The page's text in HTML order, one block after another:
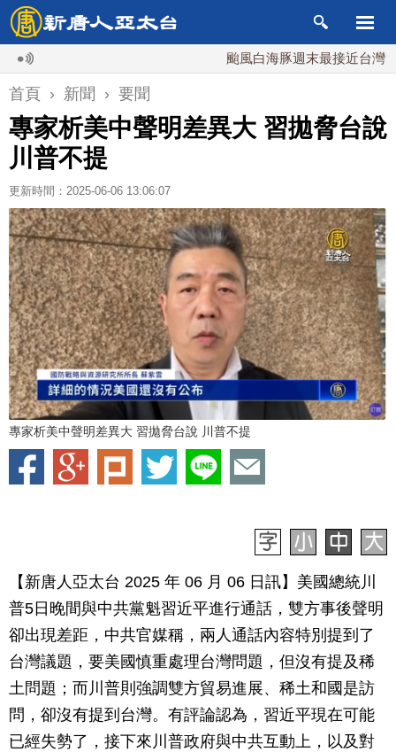
颱風白海豚週末最接近台灣 最快9
首頁 › 新聞 › 要聞
專家析美中聲明差異大 習拋脅台說
川普不提
更新時間：2025-06-06 13:06:07
專家析美中聲明差異大 習拋脅台說 川普不提
【新唐人亞太台 2025 年 06 月 06 日訊】美國總統川
普5日晚間與中共黨魁習近平進行通話，雙方事後聲明
卻出現差距，中共官媒稱，兩人通話內容特別提到了
台灣議題，要美國慎重處理台灣問題，但沒有提及稀
土問題；而川普則強調雙方貿易進展、稀土和國是訪
問，卻沒有提到台灣。有評論認為，習近平現在可能
已經失勢了，接下來川普政府與中共互動上，以及對